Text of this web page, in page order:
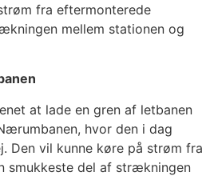
fra eftermonterede
mellem stationen og
at lade en gren af letbanen
hvor den i dag
Den vil kunne køre på strøm fra
smukkeste del af strækningen